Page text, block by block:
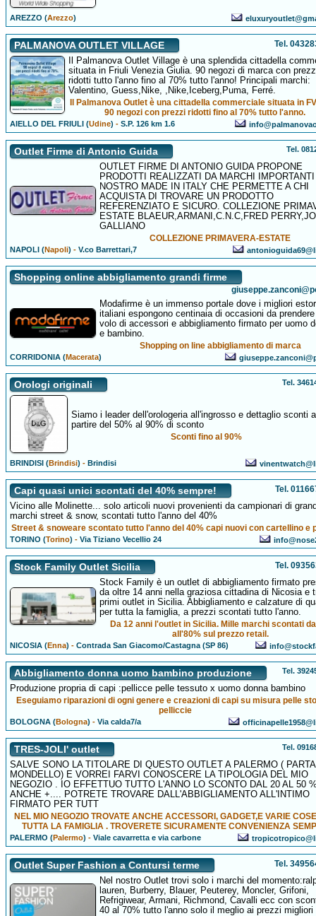
AREZZO (Arezzo)
PALMANOVA OUTLET VILLAGE Tel.
Il Palmanova Outlet Village è una splendida cittadella
situata in Friuli Venezia Giulia. 90 negozi di marca con
ridotti tutto l'anno fino al 70% tutto l'anno! Principali marchi:
Valentino, Guess,Nike, ,Nike,Iceberg,Puma, Ferré.
Il Palmanova Outlet è una cittadella commerciale situata in
90 negozi con prezzi ridotti fino al 70% tutto l'anno.
AIELLO DEL FRIULI (Udine) -S.P. 126 km 1.6
Outlet Firme di Antonio Guida Tel.
OUTLET FIRME DI ANTONIO GUIDA PROPONE
PRODOTTI REALIZZATI DA MARCHI
NOSTRO MADE IN ITALY CHE PERMETTE A CHI
ACQUISTA DI TROVARE UN PRODOTTO
REFERENZIATO E SICURO. COLLEZIONE
ESTATE BLAEUR,ARMANI,C.N.C,FRED
GALLIANO
COLLEZIONE PRIMAVERA-ESTATE
NAPOLI (Napoli) -V.co Barrettari,7
Shopping online abbigliamento grandi firme
Modafirme è un immenso portale dove i migliori
italiani espongono centinaia di occasioni da
volo di accessori e abbigliamento firmato per uomo
e bambino.
Shopping on line abbigliamento di marca
CORRIDONIA (Macerata)
Orologi originali Tel.
Siamo i leader dell'orologeria all'ingrosso e dettaglio sconti a
partire del 50% al 90% di sconto
Sconti fino al 90%
BRINDISI (Brindisi) -Brindisi
Capi quasi unici scontati del 40% sempre! Tel.
Vicino alle Molinette... solo articoli nuovi provenienti da campionari di
marchi street & snow, scontati tutto l'anno del 40%
Street & snoweare scontato tutto l'anno del 40% capi nuovi con cartellino e
TORINO (Torino) -Via Tiziano Vecellio 24
Stock Family Outlet Sicilia Tel.
Stock Family è un outlet di abbigliamento firmato
da oltre 14 anni nella graziosa cittadina di Nicosia e
primi outlet in Sicilia. Abbigliamento e calzature di
per tutta la famiglia, a prezzi scontati tutto l'anno.
Da 12 anni l'outlet in Sicilia. Mille marchi scontati
all'80% sul prezzo retail.
NICOSIA (Enna) -Contrada San Giacomo/Castagna (SP 86)
Abbigliamento donna uomo bambino produzione Tel.
Produzione propria di capi :pellicce pelle tessuto x uomo donna bambino
Eseguiamo riparazioni di ogni genere e creazioni di capi su misura pelle
pelliccie
BOLOGNA (Bologna) -Via calda7/a
TRES-JOLI' outlet Tel.
SALVE SONO LA TITOLARE DI QUESTO OUTLET A PALERMO (
MONDELLO) E VORREI FARVI CONOSCERE LA TIPOLOGIA DEL MIO
NEGOZIO . IO EFFETTUO TUTTO L'ANNO LO SCONTO DAL 20 AL 50
ANCHE +.... POTRETE TROVARE DALL'ABBIGLIAMENTO ALL'INTIMO
FIRMATO PER TUTT
NEL MIO NEGOZIO TROVATE ANCHE ACCESSORI, GADGET,E VARIE
TUTTA LA FAMIGLIA . TROVERETE SICURAMENTE CONVENIENZA
PALERMO (Palermo) -Viale cavarretta e via carbone
Outlet Super Fashion a Contursi terme Tel.
Nel nostro Outlet trovi solo i marchi del
lauren, Burberry, Blauer, Peuterey, Moncler, Grifoni,
Refrigiwear, Armani, Richmond, Cavalli ecc con
40 al 70% tutto l'anno solo il meglio ai prezzi migliori